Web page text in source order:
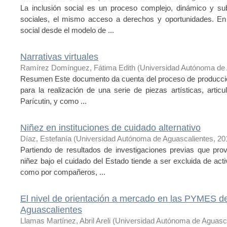
La inclusión social es un proceso complejo, dinámico y
sociales, el mismo acceso a derechos y oportunidades.
social desde el modelo de ...
Narrativas virtuales
Ramírez Domínguez, Fátima Edith (Universidad Autónoma
Resumen Este documento da cuenta del proceso de
para la realización de una serie de piezas artísticas,
Parícutin, y como ...
Niñez en instituciones de cuidado alternativo
Díaz, Estefanía (Universidad Autónoma de Aguascalientes,
Partiendo de resultados de investigaciones previas que
niñez bajo el cuidado del Estado tiende a ser excluida de
como por compañeros, ...
El nivel de orientación a mercado en las PYMES
Aguascalientes
Llamas Martínez, Abril Areli (Universidad Autónoma de